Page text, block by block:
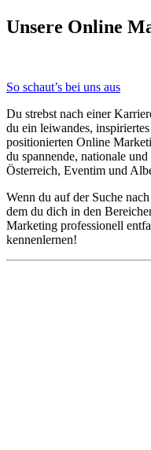
Unsere Online
So schaut’s bei uns aus
Du strebst nach einer
du ein leiwandes,
positionierten Online
du spannende, nationale
Österreich, Eventim und
Wenn du auf der Suche
dem du dich in den
Marketing professionell
kennenlernen!